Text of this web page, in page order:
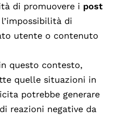
di promuovere i post
di
utente o contenuto
questo contesto,
quelle situazioni in
potrebbe generare
reazioni negative da